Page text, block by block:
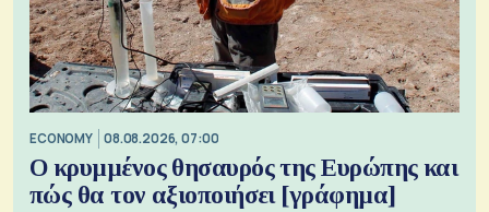
ECONOMY 08.08.2026, 07:00
Ο κρυμμένος θησαυρός της Ευρώπης και
πώς θα τον αξιοποιήσει [γράφημα]